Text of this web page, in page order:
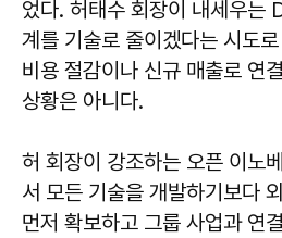
었다. 허태수 회장이 내세우는
계를 기술로 줄이겠다는 시도
비용 절감이나 신규 매출로 연
상황은 아니다.
허 회장이 강조하는 오픈 이노
서 모든 기술을 개발하기보다
먼저 확보하고 그룹 사업과 연